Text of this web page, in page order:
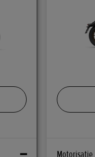
Motorisatie